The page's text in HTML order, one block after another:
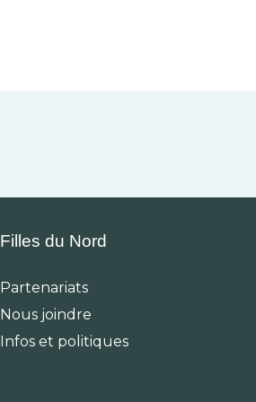
Filles du Nord
Partenariats
Nous joindre
Infos et politiques